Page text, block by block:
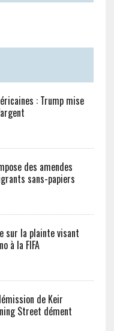
: Trump mise
des amendes
sans-papiers
sur la plainte visant
à la FIFA
de Keir
Street dément